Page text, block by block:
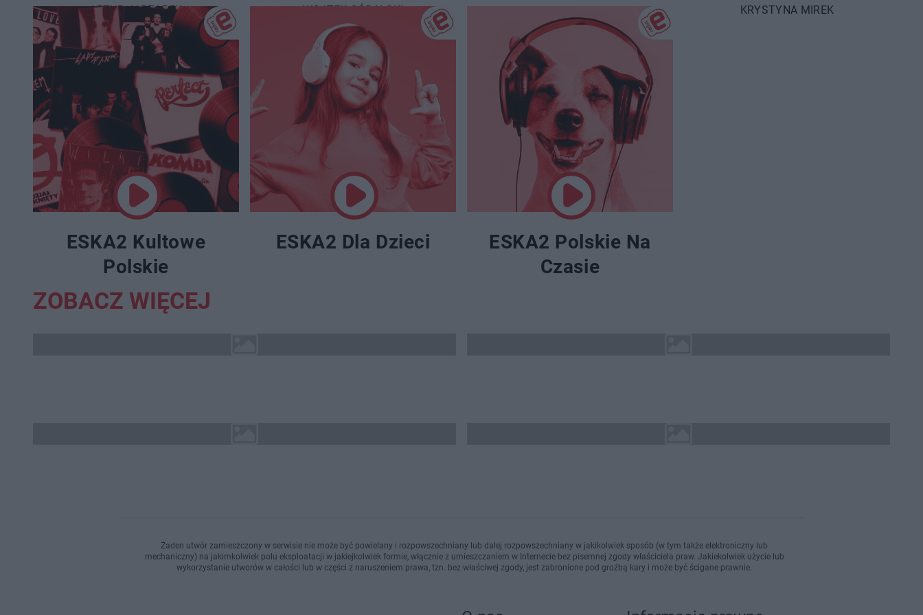
ARTUR JARZĄBEK WOJTEK GÓRALSKI KRYSTYNA MIREK
pragnących zmian.
ESKA2 Kultowe
Polskie
ESKA2 Dla Dzieci
ESKA2 Polskie Na
Czasie
ZOBACZ WIĘCEJ
Żaden utwór zamieszczony w serwisie nie może być powielany i rozpowszechniany lub dalej rozpowszechniany w jakikolwiek sposób (w tym także elektroniczny lub
mechaniczny) na jakimkolwiek polu eksploatacji w jakiejkolwiek formie, włącznie z umieszczaniem w Internecie bez pisemnej zgody właściciela praw. Jakiekolwiek użycie lub
wykorzystanie utworów w całości lub w części z naruszeniem prawa, tzn. bez właściwej zgody, jest zabronione pod groźbą kary i może być ścigane prawnie.